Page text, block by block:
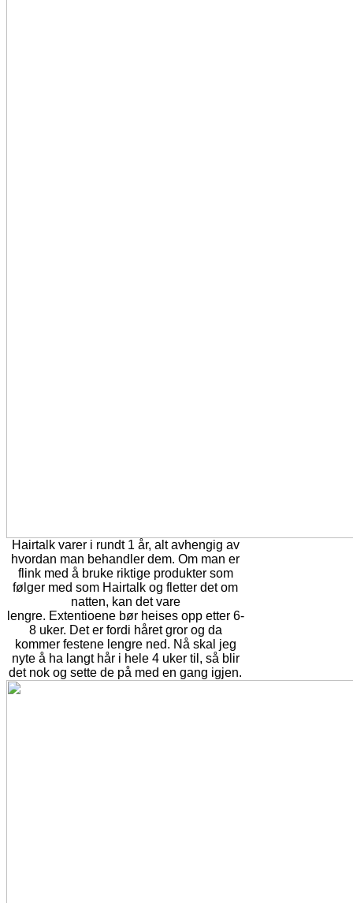
Hairtalk varer i rundt 1 år, alt avhengig av
hvordan man behandler dem. Om man er
flink med å bruke riktige produkter som
følger med som Hairtalk og fletter det om
natten, kan det vare
lengre. Extentioene bør heises opp etter 6-
8 uker. Det er fordi håret gror og da
kommer festene lengre ned. Nå skal jeg
nyte å ha langt hår i hele 4 uker til, så blir
det nok og sette de på med en gang igjen.